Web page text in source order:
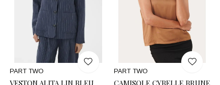
PART TWO
VESTON ALITA LIN BLEU
PART TWO
CAMISOLE CYBELLE BRUNE